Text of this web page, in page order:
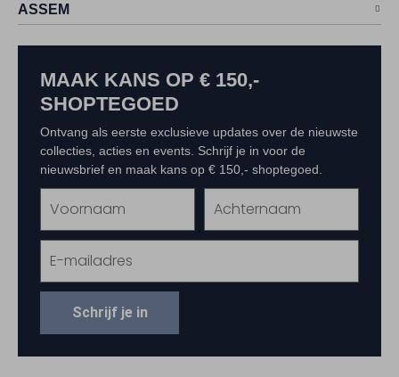
ASSEM
MAAK KANS OP € 150,-
SHOPTEGOED
Ontvang als eerste exclusieve updates over de nieuwste
collecties, acties en events. Schrijf je in voor de
nieuwsbrief en maak kans op € 150,- shoptegoed.
Schrijf je in